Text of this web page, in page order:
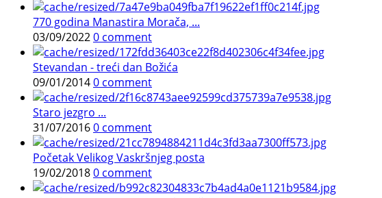
770 godina Manastira Morača, ...
03/09/20220 comment
Stevandan - treći dan Božića
09/01/20140 comment
Staro jezgro ...
31/07/20160 comment
Početak Velikog Vaskršnjeg posta
19/02/20180 comment